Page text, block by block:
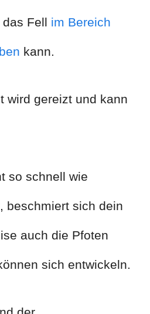
Fell im Bereich
kann.
wird gereizt und kann
so schnell wie
beschmiert sich dein
auch die Pfoten
sich entwickeln.